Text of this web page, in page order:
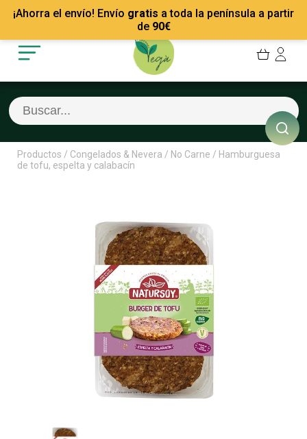
¡Ahorra el envío! Envío gratis a toda la península a partir
de 90€
Mis Pedidos
Mis favoritos
Cerrar sesión
Recetas
Empresas
Contacto
Productos / Congelados & Nevera / No Carne / Hamburguesa
de tofu, espelta y calabacín